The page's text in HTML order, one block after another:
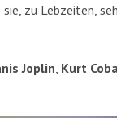
zu Lebzeiten,
Joplin Kurt